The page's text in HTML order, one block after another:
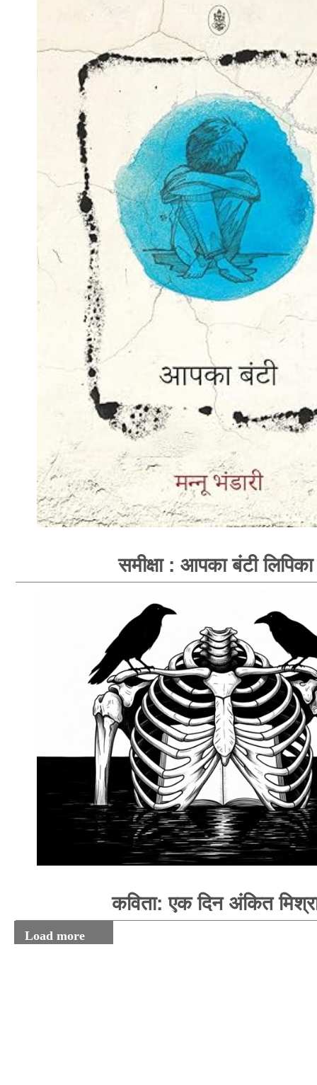
समीक्षा : आपका बंटी लिपिका
कविता: एक दिन अंकित
Load more